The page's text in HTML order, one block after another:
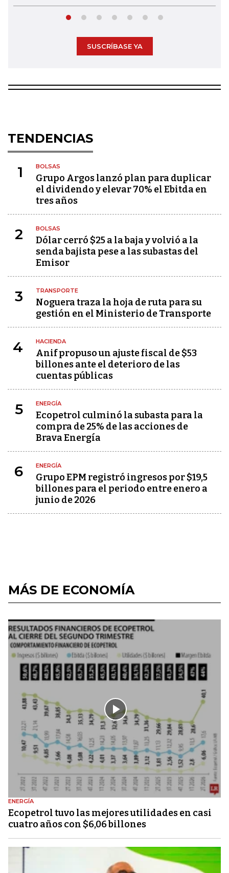
SUSCRÍBASE YA
TENDENCIAS
1 BOLSAS
Grupo Argos lanzó plan para duplicar
el dividendo y elevar 70% el Ebitda en
tres años
2 BOLSAS
Dólar cerró $25 a la baja y volvió a la
senda bajista pese a las subastas del
Emisor
3 TRANSPORTE
Noguera traza la hoja de ruta para su
gestión en el Ministerio de Transporte
4 HACIENDA
Anif propuso un ajuste fiscal de $53
billones ante el deterioro de las
cuentas públicas
5 ENERGÍA
Ecopetrol culminó la subasta para la
compra de 25% de las acciones de
Brava Energía
6 ENERGÍA
Grupo EPM registró ingresos por $19,5
billones para el periodo entre enero a
junio de 2026
MÁS DE ECONOMÍA
ENERGÍA
Ecopetrol tuvo las mejores utilidades en casi
cuatro años con $6,06 billones